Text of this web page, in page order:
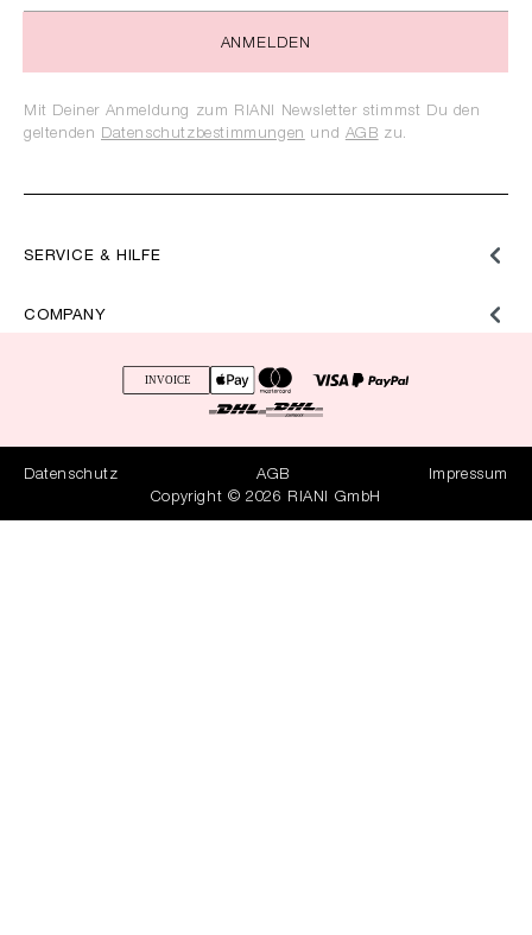
SERVICE & HILFE
COMPANY
ANMELDEN
Mit Deiner Anmeldung zum RIANI Newsletter stimmst Du den
geltenden Datenschutzbestimmungen und AGB zu.
Datenschutz AGB
Impressum
Copyright © 2026 RIANI GmbH